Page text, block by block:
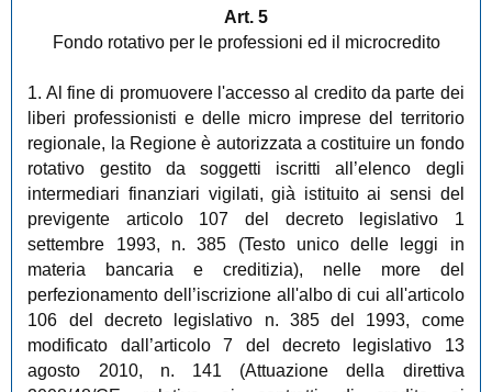
Art. 5
Fondo rotativo per le professioni ed il microcredito
1. Al fine di promuovere l'accesso al credito da parte dei
liberi professionisti e delle micro imprese del territorio
regionale, la Regione è autorizzata a costituire un fondo
rotativo gestito da soggetti iscritti all’elenco degli
intermediari finanziari vigilati, già istituito ai sensi del
previgente articolo 107 del decreto legislativo 1
settembre 1993, n. 385 (Testo unico delle leggi in
materia bancaria e creditizia), nelle more del
perfezionamento dell’iscrizione all'albo di cui all'articolo
106 del decreto legislativo n. 385 del 1993, come
modificato dall’articolo 7 del decreto legislativo 13
agosto 2010, n. 141 (Attuazione della direttiva